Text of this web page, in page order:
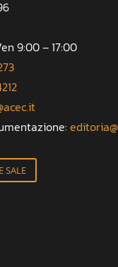
9:00 – 17:00
SALE